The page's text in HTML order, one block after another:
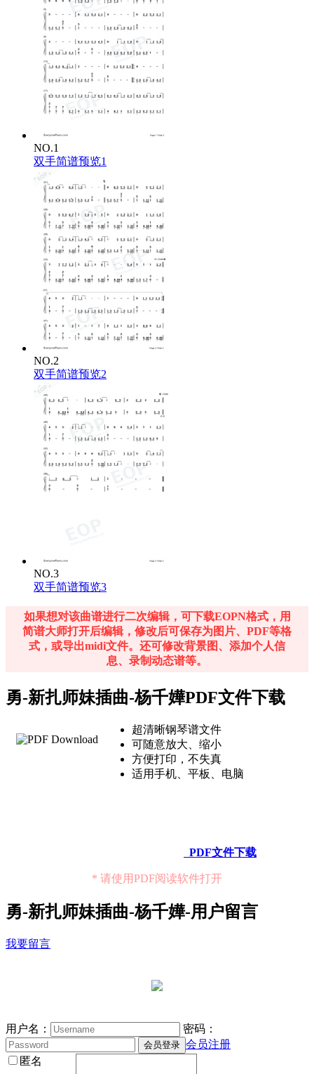
NO.1
双手简谱预览1
NO.2
双手简谱预览2
NO.3
双手简谱预览3
如果想对该曲谱进行二次编辑，可下载EOPN格式，用
简谱大师打开后编辑，修改后可保存为图片、PDF等格
式，或导出midi文件。还可修改背景图、添加个人信
息、录制动态谱等。
勇-新扎师妹插曲-杨千嬅PDF文件下载
超清晰钢琴谱文件
可随意放大、缩小
方便打印，不失真
适用手机、平板、电脑
PDF文件下载
* 请使用PDF阅读软件打开
勇-新扎师妹插曲-杨千嬅-用户留言
我要留言
用户名：
密码：
会员注册
匿名